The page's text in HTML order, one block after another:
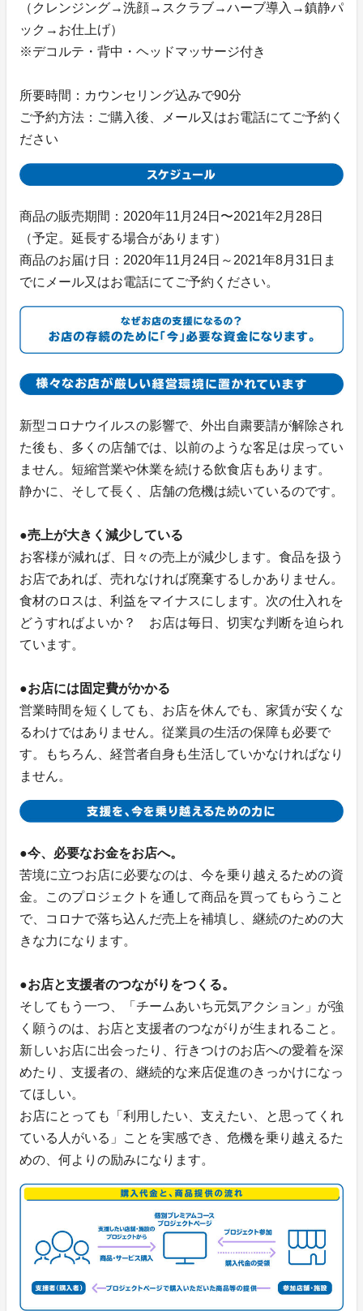
（クレンジング→洗顔→スクラブ→ハーブ導入→鎮静パ
ック→お仕上げ）
※デコルテ・背中・ヘッドマッサージ付き
所要時間：カウンセリング込みで90分
ご予約方法：ご購入後、メール又はお電話にてご予約く
ださい
商品の販売期間：2020年11月24日〜2021年2月28日
（予定。延長する場合があります）
商品のお届け日：2020年11月24日～2021年8月31日ま
でにメール又はお電話にてご予約ください。
新型コロナウイルスの影響で、外出自粛要請が解除され
た後も、多くの店舗では、以前のような客足は戻ってい
ません。短縮営業や休業を続ける飲食店もあります。
静かに、そして長く、店舗の危機は続いているのです。
●売上が大きく減少している
お客様が減れば、日々の売上が減少します。食品を扱う
お店であれば、売れなければ廃棄するしかありません。
食材のロスは、利益をマイナスにします。次の仕入れを
どうすればよいか？ お店は毎日、切実な判断を迫られ
ています。
●お店には固定費がかかる
営業時間を短くしても、お店を休んでも、家賃が安くな
るわけではありません。従業員の生活の保障も必要で
す。もちろん、経営者自身も生活していかなければなり
ません。
●今、必要なお金をお店へ。
苦境に立つお店に必要なのは、今を乗り越えるための資
金。このプロジェクトを通して商品を買ってもらうこと
で、コロナで落ち込んだ売上を補填し、継続のための大
きな力になります。
●お店と支援者のつながりをつくる。
そしてもう一つ、「チームあいち元気アクション」が強
く願うのは、お店と支援者のつながりが生まれること。
新しいお店に出会ったり、行きつけのお店への愛着を深
めたり、支援者の、継続的な来店促進のきっかけになっ
てほしい。
お店にとっても「利用したい、支えたい、と思ってくれ
ている人がいる」ことを実感でき、危機を乗り越えるた
めの、何よりの励みになります。